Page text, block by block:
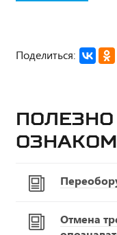
Поделиться:
Полезно
Отмена